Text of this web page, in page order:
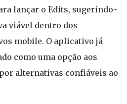
lançar o Edits, sugerindo-
viável dentro dos
mobile. O aplicativo já
como uma opção aos
alternativas confiáveis ao